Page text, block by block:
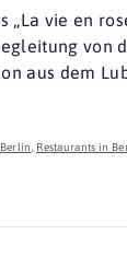
„La vie en
von
aus dem
, Restaurants in